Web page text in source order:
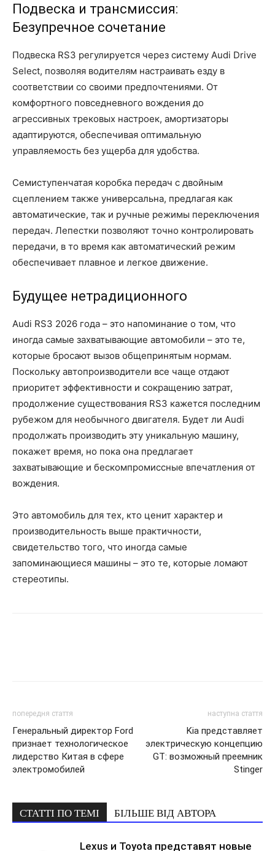
Подвеска и трансмиссия:
Безупречное сочетание
Подвеска RS3 регулируется через систему Audi Drive
Select, позволяя водителям настраивать езду в
соответствии со своими предпочтениями. От
комфортного повседневного вождения до
агрессивных трековых настроек, амортизаторы
адаптируются, обеспечивая оптимальную
управляемость без ущерба для удобства.
Семиступенчатая коробка передач с двойным
сцеплением также универсальна, предлагая как
автоматические, так и ручные режимы переключения
передач. Лепестки позволяют точно контролировать
передачи, в то время как автоматический режим
обеспечивает плавное и легкое движение.
Будущее нетрадиционного
Audi RS3 2026 года – это напоминание о том, что
иногда самые захватывающие автомобили – это те,
которые бросают вызов общепринятым нормам.
Поскольку автопроизводители все чаще отдают
приоритет эффективности и сокращению затрат,
продолжение существования RS3 кажется последним
рубежом для необычного двигателя. Будет ли Audi
продолжать производить эту уникальную машину,
покажет время, но пока она предлагает
захватывающие и бескомпромиссные впечатления от
вождения.
Это автомобиль для тех, кто ценит характер и
производительность выше практичности,
свидетельство того, что иногда самые
запоминающиеся машины – это те, которые ломают
стереотипы.
попередня стаття
Генеральный директор Ford
признает технологическое
лидерство Китая в сфере
электромобилей
наступна стаття
Kia представляет
электрическую концепцию
GT: возможный преемник
Stinger
СТАТТІ ПО ТЕМІ БІЛЬШЕ ВІД АВТОРА
Lexus и Toyota представят новые